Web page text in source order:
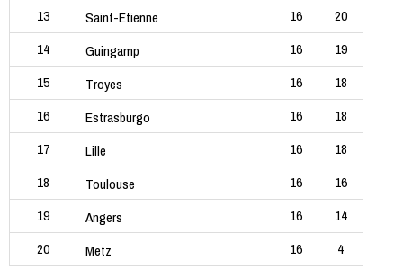
13
Saint-Etienne 16
20
14
Guingamp 16
19
15
Troyes 16
18
16
Estrasburgo 16
18
17
Lille 16
18
18
Toulouse 16
16
19
Angers 16
14
20
Metz 16 4